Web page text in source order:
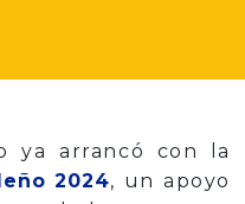
ya arrancó con la
2024, un apoyo